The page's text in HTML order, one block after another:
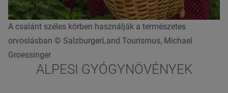
A csalánt széles körben használják a természetes
orvoslásban © SalzburgerLand Tourismus, Michael
Groessinger
ALPESI GYÓGYNÖVÉNYEK